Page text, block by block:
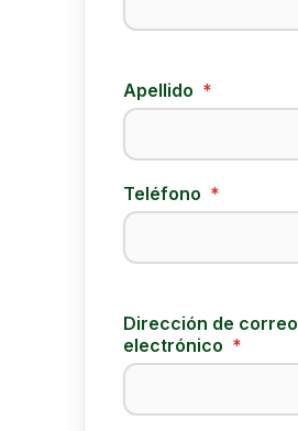
Apellido *
Teléfono *
Dirección de correo
electrónico *